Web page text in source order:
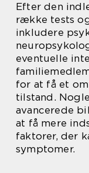
Efter den
række tests
inkludere
eventuelle
for at få et
tilstand.
avancerede
at få mere
faktorer, der
symptomer.